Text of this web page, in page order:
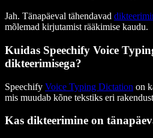
Jah. Tänapäeval tähendavad
mõlemad kirjutamist rääkimise kaudu.
Kuidas Speechify Voice
dikteerimisega?
Speechify Voice Typing Dictation on
mis muudab kõne tekstiks eri
Kas dikteerimine on